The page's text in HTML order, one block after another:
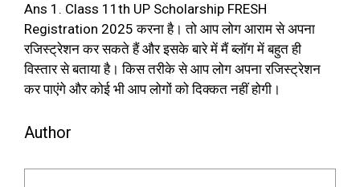
Ans 1. Class 11th UP Scholarship FRESH
Registration 2025 करना है। तो आप लोग आराम से अपना
रजिस्ट्रेशन कर सकते हैं और इसके बारे में मैं ब्लॉग में बहुत ही
विस्तार से बताया है। किस तरीके से आप लोग अपना रजिस्ट्रेशन
कर पाएंगे और कोई भी आप लोगों को दिक्कत नहीं होगी।
Author